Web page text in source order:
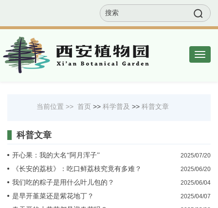
当前位置 >> 首页 >> 科学普及 >> 科普文章
科普文章
开心果：我的大名“阿月浑子” 2025/07/20
《长安的荔枝》：吃口鲜荔枝究竟有多难？ 2025/06/20
我们吃的粽子是用什么叶儿包的？ 2025/06/04
是早开堇菜还是紫花地丁？ 2025/04/07